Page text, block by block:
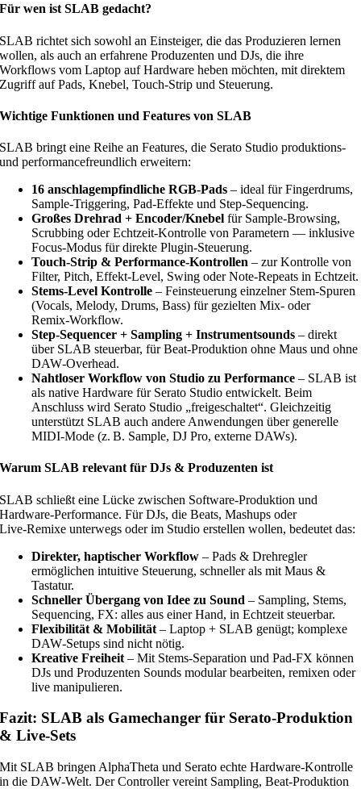
Für wen ist SLAB gedacht?
SLAB richtet sich sowohl an Einsteiger, die das Produzieren lernen
wollen, als auch an erfahrene Produzenten und DJs, die ihre
Workflows vom Laptop auf Hardware heben möchten, mit direktem
Zugriff auf Pads, Knebel, Touch‑Strip und Steuerung.
Wichtige Funktionen und Features von SLAB
SLAB bringt eine Reihe an Features, die Serato Studio produktions‑
und performancefreundlich erweitern:
16 anschlagempfindliche RGB‑Pads – ideal für Fingerdrums,
Sample‑Triggering, Pad‑Effekte und Step‑Sequencing.
Großes Drehrad + Encoder/Knebel für Sample‑Browsing,
Scrubbing oder Echtzeit‑Kontrolle von Parametern — inklusive
Focus‑Modus für direkte Plugin‑Steuerung.
Touch‑Strip & Performance‑Kontrollen – zur Kontrolle von
Filter, Pitch, Effekt‑Level, Swing oder Note‑Repeats in Echtzeit.
Stems‑Level Kontrolle – Feinsteuerung einzelner Stem‑Spuren
(Vocals, Melody, Drums, Bass) für gezielten Mix‑ oder
Remix‑Workflow.
Step‑Sequencer + Sampling + Instrumentsounds – direkt
über SLAB steuerbar, für Beat‑Produktion ohne Maus und ohne
DAW‑Overhead.
Nahtloser Workflow von Studio zu Performance – SLAB ist
als native Hardware für Serato Studio entwickelt. Beim
Anschluss wird Serato Studio „freigeschaltet“. Gleichzeitig
unterstützt SLAB auch andere Anwendungen über generelle
MIDI‑Mode (z. B. Sample, DJ Pro, externe DAWs).
Warum SLAB relevant für DJs & Produzenten ist
SLAB schließt eine Lücke zwischen Software‑Produktion und
Hardware‑Performance. Für DJs, die Beats, Mashups oder
Live‑Remixe unterwegs oder im Studio erstellen wollen, bedeutet das:
Direkter, haptischer Workflow – Pads & Drehregler
ermöglichen intuitive Steuerung, schneller als mit Maus &
Tastatur.
Schneller Übergang von Idee zu Sound – Sampling, Stems,
Sequencing, FX: alles aus einer Hand, in Echtzeit steuerbar.
Flexibilität & Mobilität – Laptop + SLAB genügt; komplexe
DAW‑Setups sind nicht nötig.
Kreative Freiheit – Mit Stems‑Separation und Pad‑FX können
DJs und Produzenten Sounds modular bearbeiten, remixen oder
live manipulieren.
Fazit: SLAB als Gamechanger für Serato‑Produktion
& Live‑Sets
Mit SLAB bringen AlphaTheta und Serato echte Hardware‑Kontrolle
in die DAW‑Welt. Der Controller vereint Sampling, Beat‑Produktion